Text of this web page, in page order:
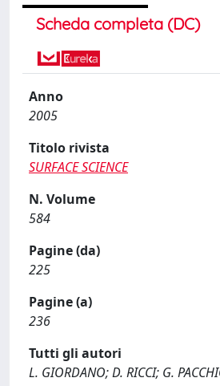
Scheda completa (DC)
Anno
2005
Titolo rivista
SURFACE SCIENCE
N. Volume
584
Pagine (da)
225
Pagine (a)
236
Tutti gli autori
L. GIORDANO; D. RICCI; G.